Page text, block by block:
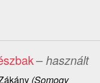
– használt
(Somogy